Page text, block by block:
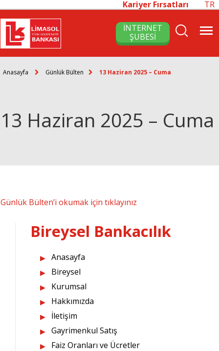
Kariyer Fırsatları TR
İNTERNET
ŞUBESİ
Anasayfa Günlük Bülten 13 Haziran 2025 – Cuma
13 Haziran 2025 – Cuma
Günlük Bülten’i okumak için tıklayınız
Bireysel Bankacılık
Anasayfa
Bireysel
Kurumsal
Hakkımızda
İletişim
Gayrimenkul Satış
Faiz Oranları ve Ücretler